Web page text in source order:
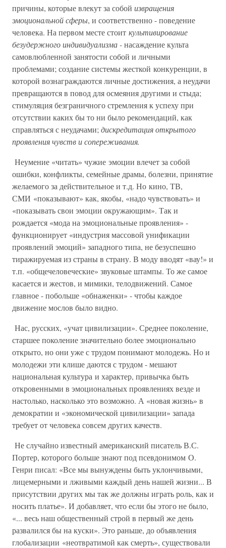
причины, которые влекут за собой извращения
эмоциональной сферы, и соответственно - поведение
человека. На первом месте стоит культивирование
безудержного индивидуализма -насаждение культа
самовлюбленной занятости собой и личными
проблемами; создание системы жесткой конкуренции, в
которой вознаграждаются личные достижения, а неудачи
превращаются в повод для осмеяния другими и стыда;
стимуляция безграничного стремления к успеху при
отсутствии каких бы то ни было рекомендаций, как
справляться с неудачами; дискредитация открытого
проявления чувств и сопереживания.
Неумение «читать» чужие эмоции влечет за собой
ошибки, конфликты, семейные драмы, болезни, принятие
желаемого за действительное и т.д. Но кино, ТВ,
СМИ «показывают» как, якобы, «надо чувствовать» и
«показывать свои эмоции окружающим». Так и
рождается «мода на эмоциональные проявления» -
функционирует «индустрия массовой унификации
проявлений эмоций» западного типа, не безуспешно
тиражируемая из страны в страну. В моду вводят «вау!» и
т.п. «общечеловеческие» звуковые штампы. То же самое
касается и жестов, и мимики, телодвижений. Самое
главное - побольше «обнаженки» - чтобы каждое
движение мослов было видно.
Нас, русских, «учат цивилизации». Среднее поколение,
старшее поколение значительно более эмоционально
открыто, но они уже с трудом понимают молодежь. Но и
молодежи эти клише даются с трудом - мешают
национальная культура и характер, привычка быть
откровенными в эмоциональных проявлениях везде и
настолько, насколько это возможно. А «новая жизнь» в
демократии и «экономической цивилизации» запада
требует от человека совсем других качеств.
Не случайно известный американский писатель В.С.
Портер, которого больше знают под псевдонимом О.
Генри писал: «Все мы вынуждены быть уклончивыми,
лицемерными и лживыми каждый день нашей жизни... В
присутствии других мы так же должны играть роль, как и
носить платье». И добавляет, что если бы этого не было,
«... весь наш общественный строй в первый же день
развалился бы на куски». Это раньше, до объявления
глобализации «неотвратимой как смерть», существовали